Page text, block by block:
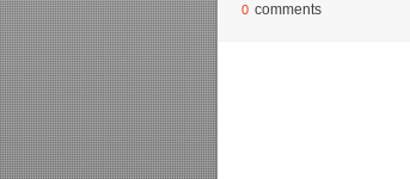
0comments